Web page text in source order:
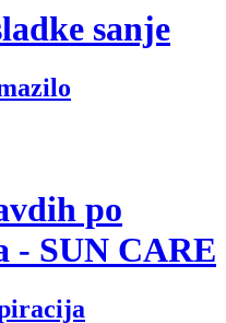
sanje
po
- SUN CARE